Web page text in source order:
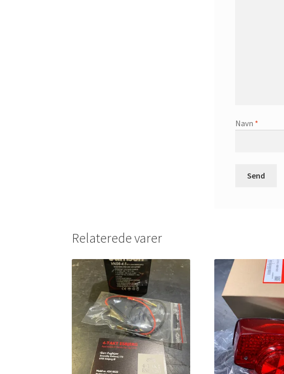
Navn *
Relaterede varer